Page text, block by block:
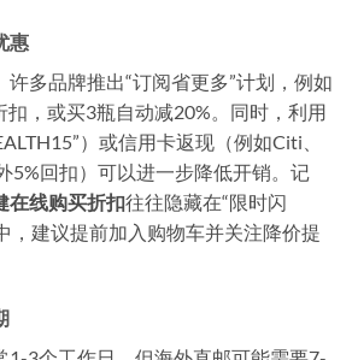
惠
多品牌推出“订阅省更多”计划，例如
扣，或买3瓶自动减20%。同时，利用
）或信用卡返现（例如Citi、
5%回扣）可以进一步降低开销。记
在线购买折扣往往隐藏在“限时闪
，建议提前加入购物车并关注降价提